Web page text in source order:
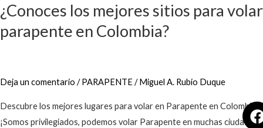
¿Conoces los mejores sitios para volar
parapente en Colombia?
Deja un comentario /PARAPENTE/Miguel A. Rubio Duque
Descubre los mejores lugares para volar en Parapente en Colombia
¡Somos privilegiados, podemos volar Parapente en muchas ciudades
mejores
para
Colombia?